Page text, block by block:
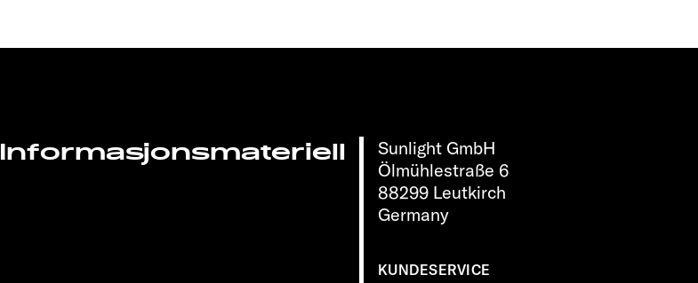
Sunlight GmbH
Ölmühlestraße 6
88299 Leutkirch
Germany
KUNDESERVICE
Informasjonsmateriell